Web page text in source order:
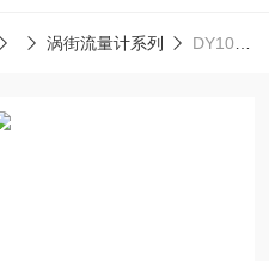
涡街流量计系列 DY100-DBLBA1-0D横河涡街流量计